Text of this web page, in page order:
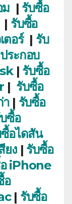
ม | รับซื้อ
| รับซื้อ
ตอร์| รับ
ระกอบ
| รับซื้อ
| รับซื้อ
า | รับซื้อ
ซื้อ
อไดสัน
ยง| รับซื้อ
iPhone
อ
| รับซื้อ